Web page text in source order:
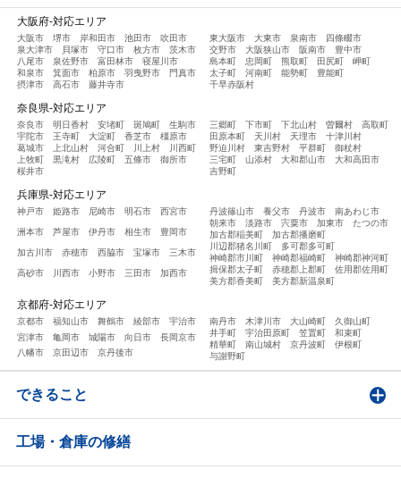
大阪府-対応エリア
大阪市 堺市 岸和田市 池田市
吹田市
泉大津市
貝塚市 守口市 枚方市
茨木市
八尾市
泉佐野市 富田林市
寝屋川市
和泉市
箕面市 柏原市 羽曳野市
門真市
摂津市
高石市 藤井寺市
東大阪市 大東市 泉南市
四條畷市
交野市
大阪狭山市 阪南市
豊中市
島本町
忠岡町 熊取町 田尻町
岬町
太子町
河南町 能勢町
豊能町
千早赤阪村
奈良県-対応エリア
奈良市 明日香村 安堵町 斑鳩町
生駒市
宇陀市
王寺町 大淀町 香芝市
橿原市
葛城市
上北山村 河合町 川上村
川西町
上牧町
黒滝村 広陵町 五條市
御所市
桜井市
三郷町 下市町 下北山村 曽爾村
高取町
田原本町
天川村 天理市
十津川村
野迫川村
東吉野村 平群町
御杖村
三宅町
山添村 大和郡山市
大和高田市
吉野町
兵庫県-対応エリア
神戸市 姫路市 尼崎市 明石市 西宮市
洲本市 芦屋市 伊丹市 相生市 豊岡市
加古川市 赤穂市 西脇市 宝塚市 三木市
高砂市 川西市 小野市 三田市 加西市
丹波篠山市 養父市 丹波市
南あわじ市
朝来市
淡路市 宍粟市 加東市
たつの市
加古郡稲美町
加古郡播磨町
川辺郡猪名川町
多可郡多可町
神崎郡市川町
神崎郡福崎町
神崎郡神河町
揖保郡太子町
赤穂郡上郡町
佐用郡佐用町
美方郡香美町
美方郡新温泉町
京都府-対応エリア
京都市 福知山市 舞鶴市 綾部市
宇治市
宮津市
亀岡市 城陽市 向日市
長岡京市
八幡市
京田辺市 京丹後市
南丹市 木津川市 大山崎町
久御山町
井手町
宇治田原町 笠置町
和束町
精華町
南山城村 京丹波町
伊根町
与謝野町
できること
工場・倉庫の修繕